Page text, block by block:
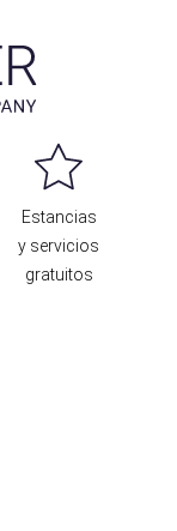
Estancias
y servicios
gratuitos